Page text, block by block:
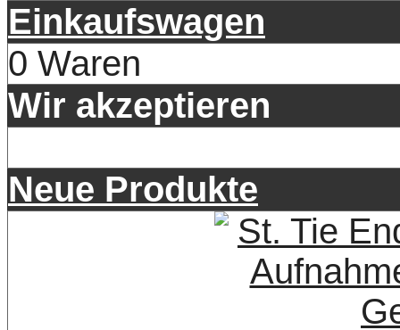
Einkaufswagen
0 Waren
Wir akzeptieren
Neue Produkte